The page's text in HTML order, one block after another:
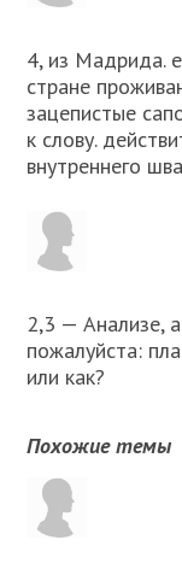
4, из Мадрида.
стране
зацепистые
к слову.
внутреннего
2,3 — Анализе,
пожалуйста:
или как?
Похожие темы